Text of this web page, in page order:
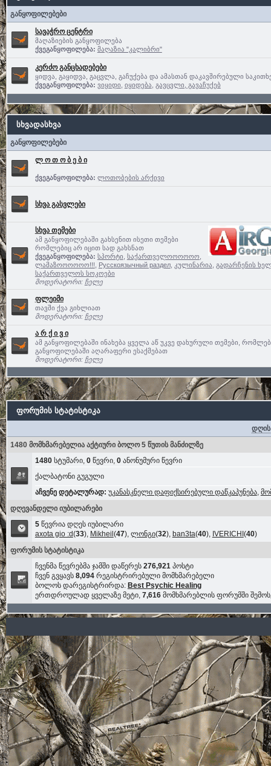
განყოფილებები
სავაჭრო ცენტრი
მაღაზიების განყოფილება
ქვეგანყოფილება: მაღაზია "კალიბრი"
კერძო განცხადებები
ყიდვა, გაყიდვა, გაცვლა, გაჩუქება და ამასთან დაკავშირებული
ქვეგანყოფილება: ვიყიდი იყიდება გავცვლი, გავაჩუქებ
სხვადასხვა
განყოფილებები
ლ ო თ ო ბ ე ბ ი
ქვეგანყოფილება: ლოთობების არქივი
სხვა გასვლები
სხვა თემები
ამ განყოფილებაში გახსენით ისეთი თემები
რომლებიც არ იცით სად გახსნათ
ქვეგანყოფილება: სპორტი საქართველოოოოოო,
ლამაზოოოოოო!!!
Русскоязычный раздел, კულინარია გადარჩენის
საქართველოს სოკოები
მოდერატორი: ჩელე
ფლეიმი
თავში ქვა გიხლიათ
მოდერატორი: ჩელე
ა რ ქ ი ვ ი
ამ განყოფილებაში ინახება ყველა აწ უკვე დახურული თემები,
განყოფილებაში აღარაფერი ესაქმებათ
მოდერატორი: ჩელე
ფორუმის სტატისტიკა
დღის
1480 მომხმარებელია აქტიური ბოლო 5 წუთის მანძილზე
1480სტუმარი, 0წევრი, 0ანონუმური წევრი
ქალბატონი გუგული
აჩვენე დეტალურად: უკანასკნელი დაფიქსირებული დაწკაპუნება,
დღევანდელი იუბილარები
5წევრია დღეს იუბილარი
axota gio :d(33), Mikheil (47), ლონგი(32), ban3ta(40), IVERICHI (40)
ფორუმის სტატისტიკა
ჩვენმა წევრებმა ჯამში დაწერეს 276,921პოსტი
ჩვენ გვყავს 8,094რეგისტრირებული მომხმარებელი
ბოლოს დარეგისტრირდა: Best Psychic Healing
ერთდროულად ყველაზე მეტი, 7,616მომხმარებლის ფორუმში